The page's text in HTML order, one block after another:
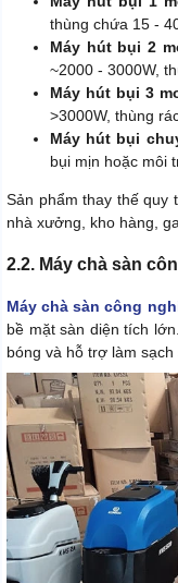
thùng chứa 15 -
Máy hút bụi 2
~2000 - 3000W,
Máy hút bụi 3
>3000W, thùng
Máy hút bụi
bụi mịn hoặc môi
Sản phẩm thay thế quy
nhà xưởng, kho hàng,
2.2. Máy chà sàn
Máy chà sàn công
bề mặt sàn diện tích
bóng và hỗ trợ làm